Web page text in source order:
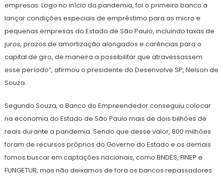
empresas. Logo no início da pandemia, foi o primeiro banco a
lançar condições especiais de empréstimo para as micro e
pequenas empresas do Estado de São Paulo, incluindo taxas de
juros, prazos de amortização alongados e carências para o
capital de giro, de maneira a possibilitar que atravessassem
esse período”, afirmou o presidente do Desenvolve SP, Nelson de
Souza.
Segundo Souza, o Banco do Empreendedor conseguiu colocar
na economia do Estado de São Paulo mais de dois bilhões de
reais durante a pandemia. Sendo que desse valor, 800 milhões
foram de recursos próprios do Governo do Estado e os demais
fomos buscar em captações nacionais, como BNDES, FINEP e
FUNGETUR, mas não deixamos de fora os bancos repassadores